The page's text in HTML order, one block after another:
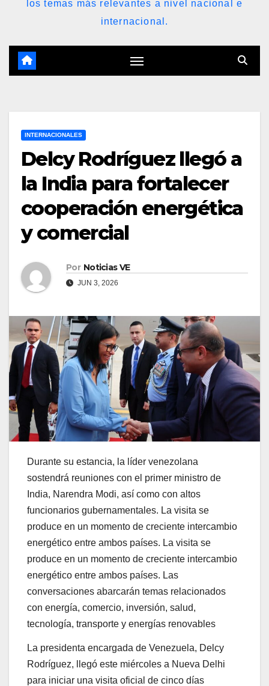
los temas más relevantes a nivel nacional e
internacional.
INTERNACIONALES
Delcy Rodríguez llegó a
la India para fortalecer
cooperación energética
y comercial
Por Noticias VE
JUN 3, 2026
Durante su estancia, la líder venezolana
sostendrá reuniones con el primer ministro de
India, Narendra Modi, así como con altos
funcionarios gubernamentales. La visita se
produce en un momento de creciente intercambio
energético entre ambos países. La visita se
produce en un momento de creciente intercambio
energético entre ambos países. Las
conversaciones abarcarán temas relacionados
con energía, comercio, inversión, salud,
tecnología, transporte y energías renovables
La presidenta encargada de Venezuela, Delcy
Rodríguez, llegó este miércoles a Nueva Delhi
para iniciar una visita oficial de cinco días